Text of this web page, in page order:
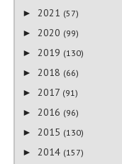
► 2021 (57)
► 2020 (99)
► 2019 (130)
► 2018 (66)
► 2017 (91)
► 2016 (96)
► 2015 (130)
► 2014 (157)